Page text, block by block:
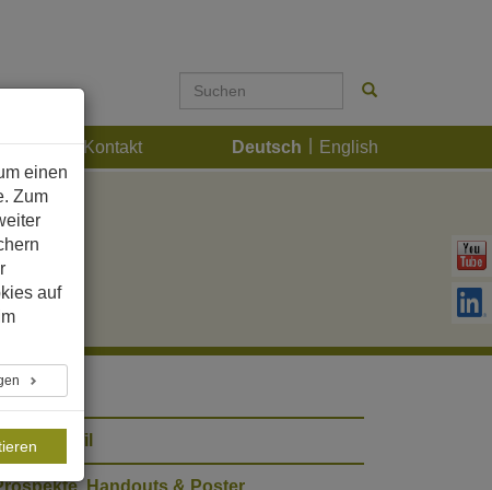
Karriere Kontakt Deutsch English
Handouts & Poster
einen
Zum
auf